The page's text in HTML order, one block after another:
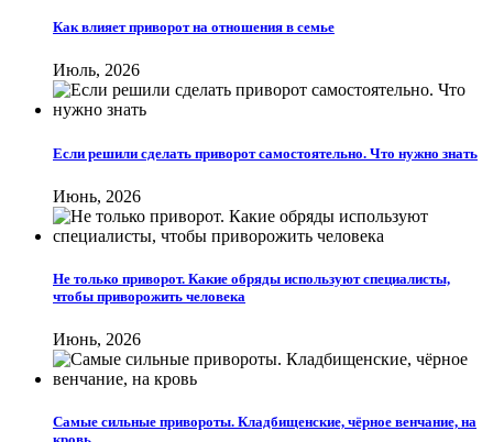
Как влияет приворот на отношения в семье
Июль, 2026
Если решили сделать приворот самостоятельно. Что нужно знать
Июнь, 2026
Не только приворот. Какие обряды используют специалисты,
чтобы приворожить человека
Июнь, 2026
Самые сильные привороты. Кладбищенские, чёрное венчание, на